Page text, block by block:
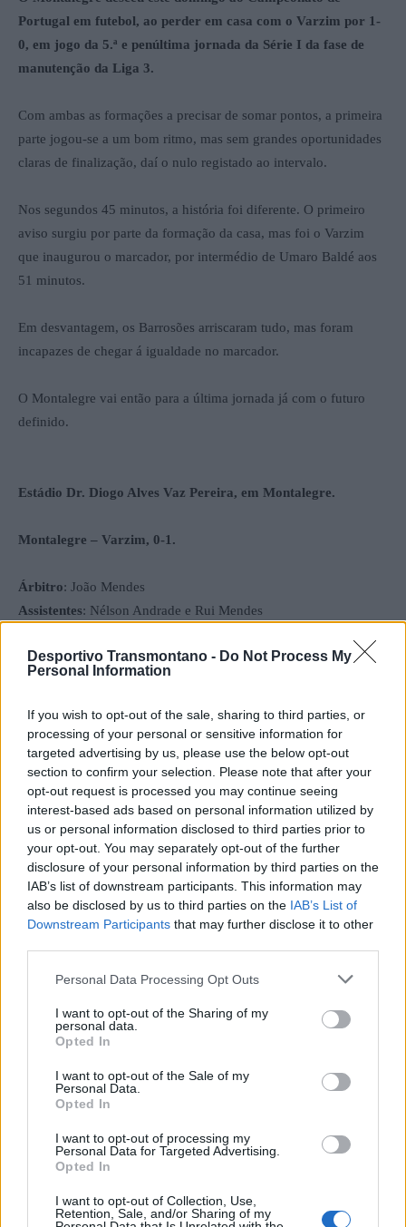
Desportivo Transmontano - Do Not Process My
Personal Information
If you wish to opt-out of the sale, sharing to third parties, or
processing of your personal or sensitive information for
targeted advertising by us, please use the below opt-out
section to confirm your selection. Please note that after your
opt-out request is processed you may continue seeing
interest-based ads based on personal information utilized by
us or personal information disclosed to third parties prior to
your opt-out. You may separately opt-out of the further
disclosure of your personal information by third parties on the
IAB’s list of downstream participants. This information may
also be disclosed by us to third parties on the IAB’s List of
Downstream Participants that may further disclose it to other
Personal Data Processing Opt Outs
I want to opt-out of the Sharing of my
personal data.
Opted In
I want to opt-out of the Sale of my
Personal Data.
Opted In
I want to opt-out of processing my
Personal Data for Targeted Advertising.
Opted In
I want to opt-out of Collection, Use,
Retention, Sale, and/or Sharing of my
Portugal em futebol, ao perder em casa com o Varzim por 1-
0, em jogo da 5.ª e penúltima jornada da Série I da fase de
manutenção da Liga 3.
Com ambas as formações a precisar de somar pontos, a primeira
parte jogou-se a um bom ritmo, mas sem grandes oportunidades
claras de finalização, daí o nulo registado ao intervalo.
Nos segundos 45 minutos, a história foi diferente. O primeiro
aviso surgiu por parte da formação da casa, mas foi o Varzim
que inaugurou o marcador, por intermédio de Umaro Baldé aos
51 minutos.
Em desvantagem, os Barrosões arriscaram tudo, mas foram
incapazes de chegar á igualdade no marcador.
O Montalegre vai então para a última jornada já com o futuro
definido.
Estádio Dr. Diogo Alves Vaz Pereira, em Montalegre.
Montalegre – Varzim, 0-1.
Árbitro: João Mendes
Assistentes: Nélson Andrade e Rui Mendes
MONTALEGRE: Diogo Figueiredo (R); Manú Ribeiro
Teixeira (Marcelo Machado, 46′), Rúben Neves (Edmilson
Mendes, 61′), Angola, Didi e Bruninho.
Treinador: José Manuel Viage
: Ricardo Nunes (GR), Zé Augusto (Tito Júnior, 79′),
João Faria (Cap.), João Sidónio, Tiago Cerveira (Carlos Tovar,
75′), Jorge Vilela, Rúben Gonçalves (Ivan Quivira, 79′), Paulo
Moreira, Úmaro Baldé (João Vasco, 71′), Rui Areias e Léo
Teixeira (Hélder Barbosa, 75′).
Disciplina:cartão amarelo para Manú Ribeiro (20′) e Luan
Sérgio (33′) e João Faria (90′).
: 0-1 Umaro Baldé (51).